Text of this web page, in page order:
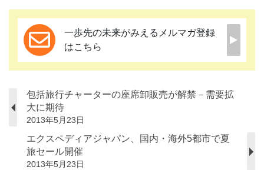
一歩先の未来がみえるメルマガ登録
はこちら
包括旅行チャーターの座席卸販売が解禁－需要拡
大に期待
2013年5月23日
エクスペディアジャパン、国内・海外5都市で夏
旅セール開催
2013年5月23日